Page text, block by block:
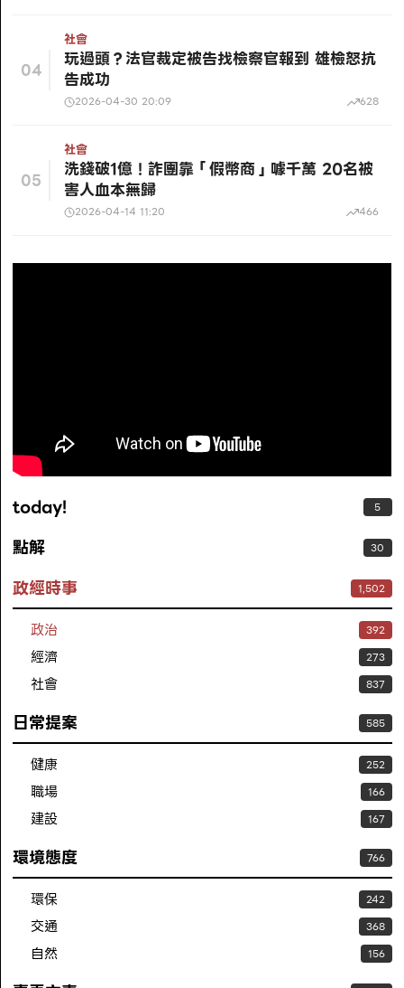
04
社會
玩過頭？法官裁定被告找檢察官報到 雄檢怒抗
告成功
2026-04-30 20:09 628
05
社會
洗錢破1億！詐團靠「假幣商」噱千萬 20名被
害人血本無歸
2026-04-14 11:20 466
today! 5
點解 30
政經時事 1,502
政治 392
經濟 273
社會 837
日常提案 585
健康 252
職場 166
建設 167
環境態度 766
環保 242
交通 368
自然 156